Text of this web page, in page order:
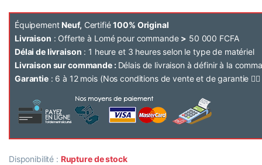
Équipement Neuf, Certifié100% Original
Livraison : Offerte à Lomé pour commande > 50 000 FCFA
Délai de livraison : 1 heure et 3 heures selon le type de matériel
Livraison sur commande : Délais de livraison à définir à la
Garantie: 6 à 12 mois (Nos conditions de vente et de garantie 👉🏽
Disponibilité : Rupture de stock